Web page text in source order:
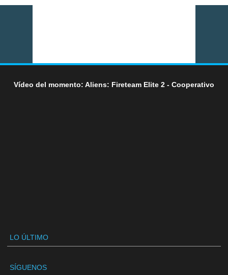
Vídeo del momento: Aliens: Fireteam Elite 2 - Cooperativo
LO ÚLTIMO
SÍGUENOS